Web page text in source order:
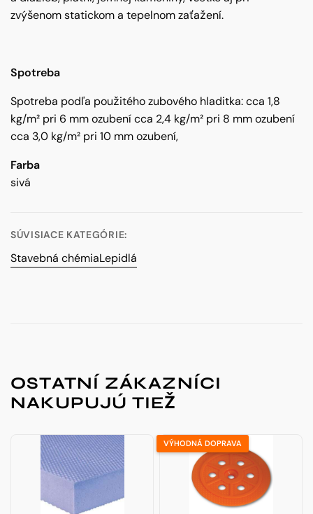
zvýšenom statickom a tepelnom zaťažení.
Spotreba
Spotreba podľa použitého zubového hladitka: cca 1,8
kg/m² pri 6 mm ozubení cca 2,4 kg/m² pri 8 mm ozubení
cca 3,0 kg/m² pri 10 mm ozubení,
Farba
sivá
SÚVISIACE KATEGÓRIE:
Stavebná chémiaLepidlá
OSTATNÍ ZÁKAZNÍCI
NAKUPUJÚ TIEŽ
VÝHODNÁ DOPRAVA